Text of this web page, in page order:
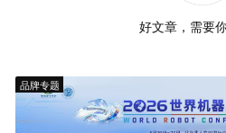
好文章，需要
品牌专题